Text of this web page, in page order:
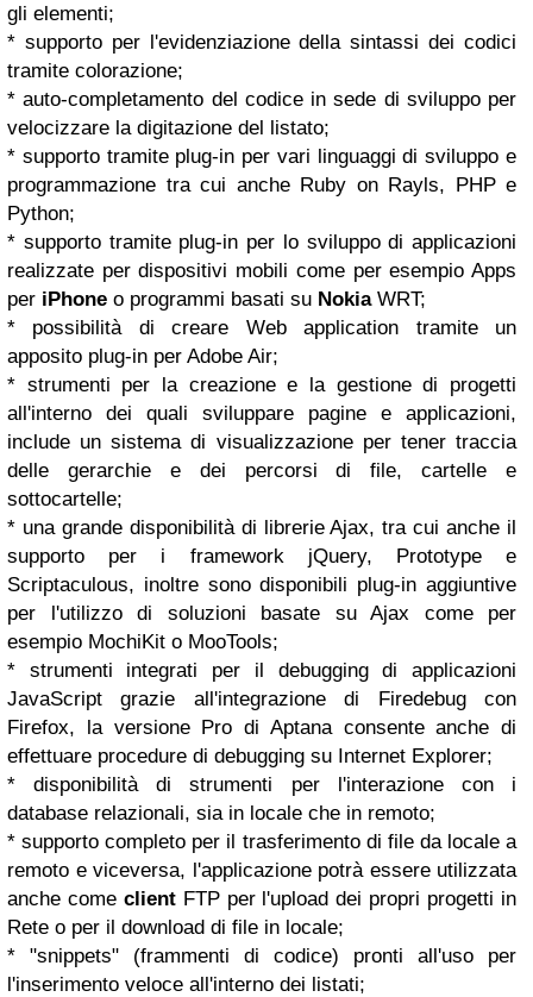
gli elementi;
* supporto per l'evidenziazione della sintassi dei codici
tramite colorazione;
* auto-completamento del codice in sede di sviluppo per
velocizzare la digitazione del listato;
* supporto tramite plug-in per vari linguaggi di sviluppo e
programmazione tra cui anche Ruby on Rayls, PHP e
Python;
* supporto tramite plug-in per lo sviluppo di applicazioni
realizzate per dispositivi mobili come per esempio Apps
per iPhone o programmi basati su NokiaWRT;
* possibilità di creare Web application tramite un
apposito plug-in per Adobe Air;
* strumenti per la creazione e la gestione di progetti
all'interno dei quali sviluppare pagine e applicazioni,
include un sistema di visualizzazione per tener traccia
delle gerarchie e dei percorsi di file, cartelle e
sottocartelle;
* una grande disponibilità di librerie Ajax, tra cui anche il
supporto per i framework jQuery, Prototype e
Scriptaculous, inoltre sono disponibili plug-in aggiuntive
per l'utilizzo di soluzioni basate su Ajax come per
esempio MochiKit o MooTools;
* strumenti integrati per il debugging di applicazioni
JavaScript grazie all'integrazione di Firedebug con
Firefox, la versione Pro di Aptana consente anche di
effettuare procedure di debugging su Internet Explorer;
* disponibilità di strumenti per l'interazione con i
database relazionali, sia in locale che in remoto;
* supporto completo per il trasferimento di file da locale a
remoto e viceversa, l'applicazione potrà essere utilizzata
anche come clientFTP per l'upload dei propri progetti in
Rete o per il download di file in locale;
* "snippets" (frammenti di codice) pronti all'uso per
l'inserimento veloce all'interno dei listati;